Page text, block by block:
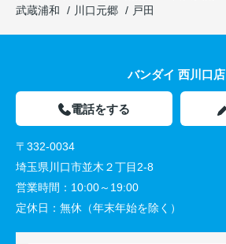
武蔵浦和
川口元郷 戸田
バンダイ 西川口店
電話をする
〒332-0034
埼玉県川口市並木２丁目2-8
営業時間： 10:00～19:00
定休日： 無休（年末年始を除く）